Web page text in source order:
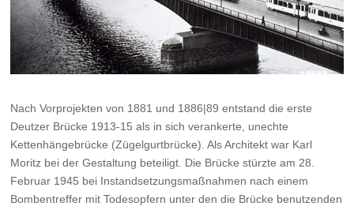
Nach Vorprojekten von 1881 und 1886|89 entstand die erste
Deutzer Brücke 1913-15 als in sich verankerte, unechte
Kettenhängebrücke (Zügelgurtbrücke). Als Architekt war Karl
Moritz bei der Gestaltung beteiligt. Die Brücke stürzte am 28.
Februar 1945 bei Instandsetzungsmaßnahmen nach einem
Bombentreffer mit Todesopfern unter den die Brücke benutzenden